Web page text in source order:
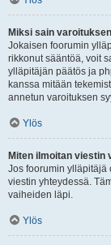
Miksi sain
Jokaisen foorumin
rikkonut sääntöä, voit
ylläpitäjän päätös ja
kanssa mitään
annetun varoituksen
Ylös
Miten ilmoitan viestin
Jos foorumin ylläpitäjä
viestin yhteydessä.
vaiheiden läpi.
Ylös